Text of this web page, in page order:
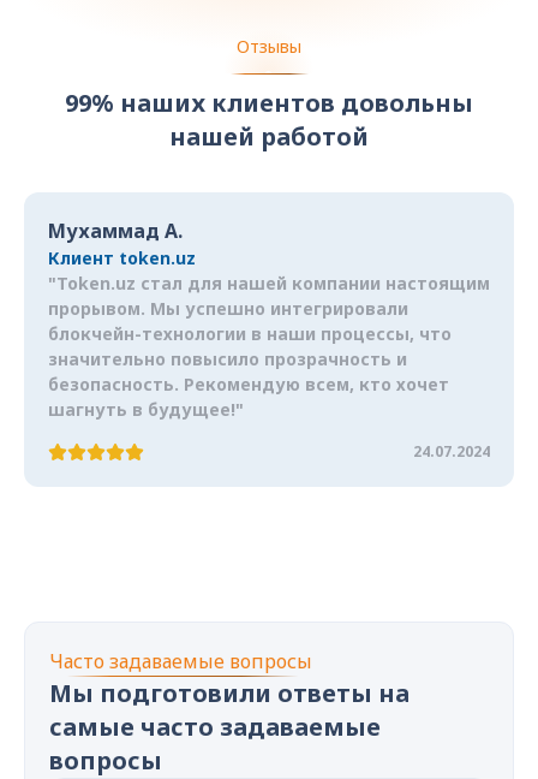
Отзывы
99% наших клиентов довольны
нашей работой
Мухаммад А.
Клиент token.uz
"Token.uz стал для нашей компании настоящим
прорывом. Мы успешно интегрировали
блокчейн-технологии в наши процессы, что
значительно повысило прозрачность и
безопасность. Рекомендую всем, кто хочет
шагнуть в будущее!"
24.07.2024
Часто задаваемые вопросы
Мы подготовили ответы на
самые часто задаваемые
вопросы